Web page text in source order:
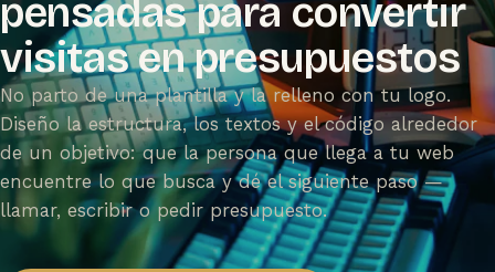
pensadas para convertir
visitas en presupuestos
No parto de una plantilla y la relleno con tu logo.
Diseño la estructura, los textos y el código alrededor
de un objetivo: que la persona que llega a tu web
encuentre lo que busca y dé el siguiente paso —
llamar, escribir o pedir presupuesto.